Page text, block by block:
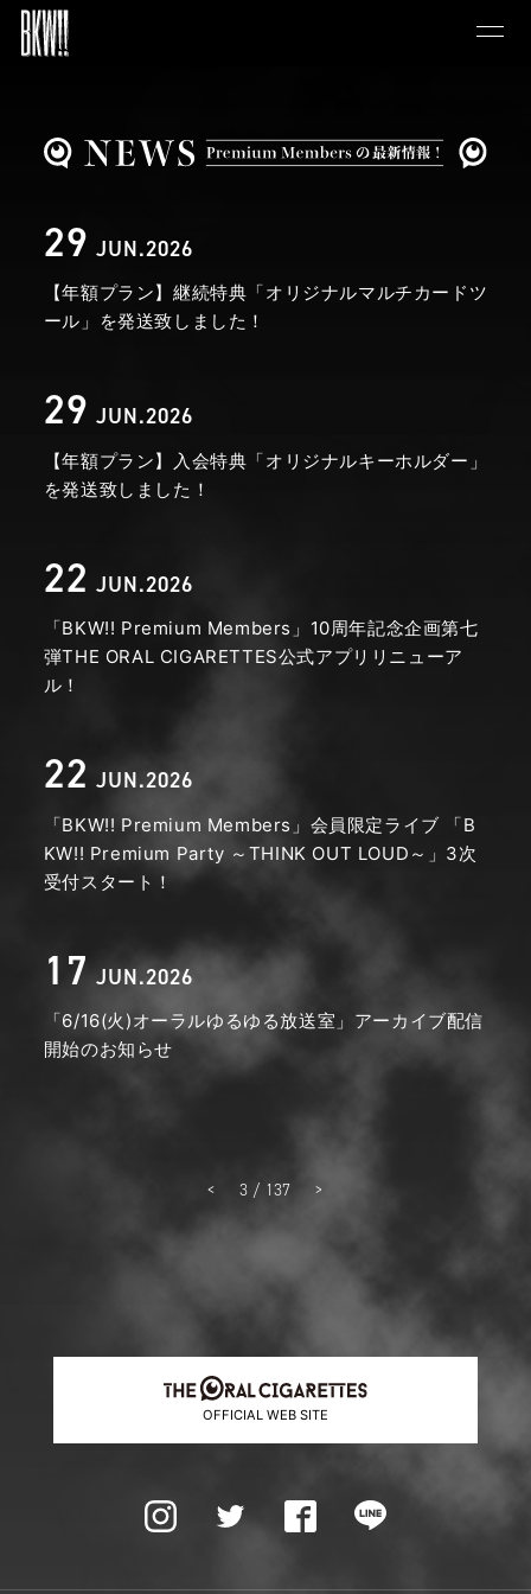
29 JUN.2026
【年額プラン】継続特典「オリジナルマルチカードツ
ール」を発送致しました！
29 JUN.2026
【年額プラン】入会特典「オリジナルキーホルダー」
を発送致しました！
22 JUN.2026
「BKW!! Premium Members」10周年記念企画第七
弾THE ORAL CIGARETTES公式アプリリニューア
ル！
22 JUN.2026
「BKW!! Premium Members」会員限定ライブ 「B
KW!! Premium Party ～THINK OUT LOUD～」3次
受付スタート！
17 JUN.2026
「6/16(火)オーラルゆるゆる放送室」アーカイブ配信
開始のお知らせ
3 / 137
OFFICIAL WEB SITE